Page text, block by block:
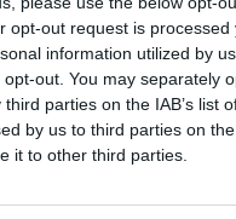
opt-out request is processed
information utilized by
out. You may separately
parties on the IAB’s list
by us to third parties on the
it to other third parties.
„Prin
declarat
Milano,